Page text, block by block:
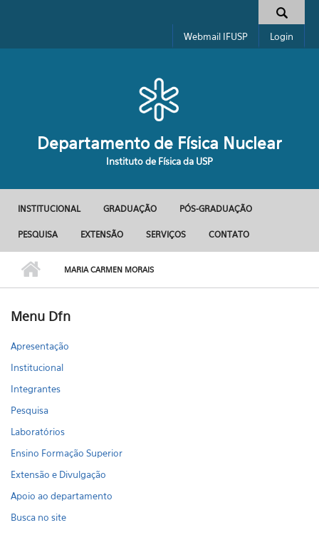
Formulário de busca
Webmail IFUSP Login
Departamento de Física Nuclear
Instituto de Física da USP
Menu principal
INSTITUCIONAL GRADUAÇÃO PÓS-GRADUAÇÃO
PESQUISA EXTENSÃO SERVIÇOS CONTATO
MARIA CARMEN MORAIS
Menu Dfn
Apresentação
Institucional
Integrantes
Pesquisa
Laboratórios
Ensino Formação Superior
Extensão e Divulgação
Apoio ao departamento
Busca no site